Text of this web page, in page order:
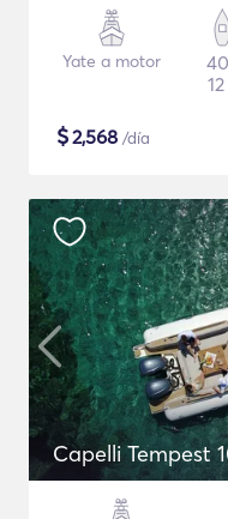
Yate a motor
$2,568 /día
Capelli Tempest